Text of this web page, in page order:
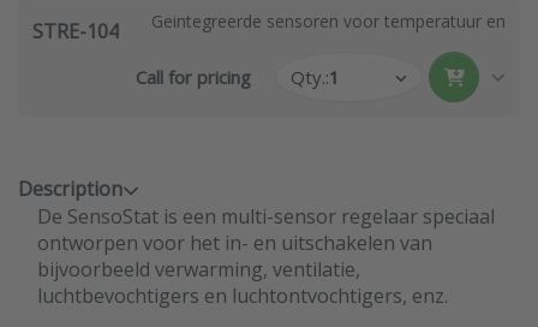
STRE-104 Geintegreerde sensoren voor temperatuur en
Call for pricing Qty.:1
Description
De SensoStat is een multi-sensor regelaar speciaal
ontworpen voor het in- en uitschakelen van
bijvoorbeeld verwarming, ventilatie,
luchtbevochtigers en luchtontvochtigers, enz.